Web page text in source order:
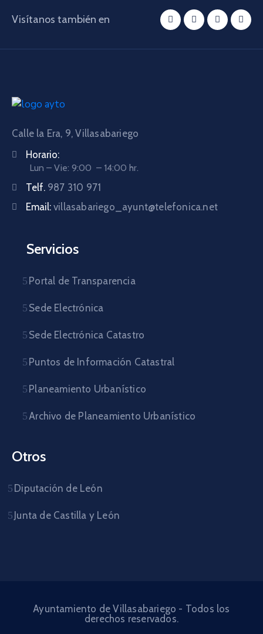
Visítanos también en
Calle la Era, 9, Villasabariego
Horario:
Lun – Vie: 9:00 – 14:00 hr.
Telf. 987 310 971
Email: villasabariego_ayunt@telefonica.net
Servicios
Portal de Transparencia
Sede Electrónica
Sede Electrónica Catastro
Puntos de Información Catastral
Planeamiento Urbanístico
Archivo de Planeamiento Urbanístico
Otros
Diputación de León
Junta de Castilla y León
Ayuntamiento de Villasabariego - Todos los
derechos reservados.